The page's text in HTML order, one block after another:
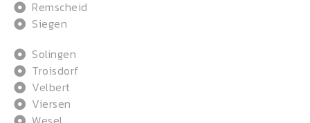
Remscheid
Siegen
Solingen
Troisdorf
Velbert
Viersen